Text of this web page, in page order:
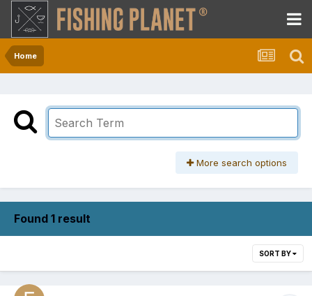
Home
More search options
Found 1 result
SORT BY